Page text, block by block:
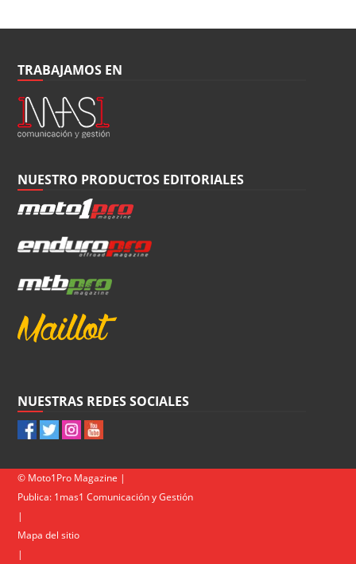
TRABAJAMOS EN
NUESTRO PRODUCTOS EDITORIALES
NUESTRAS REDES SOCIALES
© Moto1Pro Magazine |
Publica: 1mas1 Comunicación y Gestión
|
Mapa del sitio
|